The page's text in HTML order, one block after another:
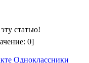
статью!
0]
Одноклассники